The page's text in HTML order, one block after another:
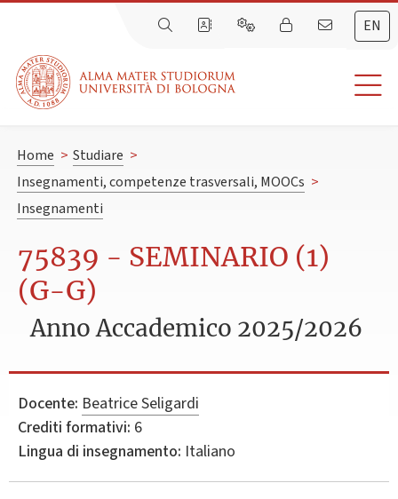
EN
Home > Studiare >
Insegnamenti, competenze trasversali, MOOCs >
Insegnamenti
75839 - SEMINARIO (1)
(G-G)
Anno Accademico 2025/2026
Docente: Beatrice Seligardi
Crediti formativi: 6
Lingua di insegnamento: Italiano